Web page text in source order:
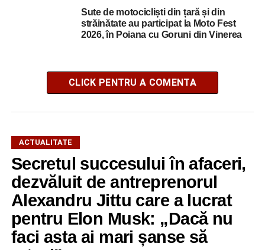
Sute de motocicliști din țară și din
străinătate au participat la Moto Fest
2026, în Poiana cu Goruni din Vinerea
CLICK PENTRU A COMENTA
ACTUALITATE
Secretul succesului în afaceri,
dezvăluit de antreprenorul
Alexandru Jittu care a lucrat
pentru Elon Musk: „Dacă nu
faci asta ai mari șanse să